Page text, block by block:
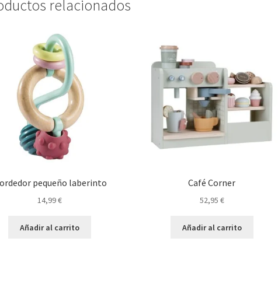
relacionados
pequeño laberinto
14,99€
Añadir al carrito
Café Corner
52,95 €
Añadir al carrito